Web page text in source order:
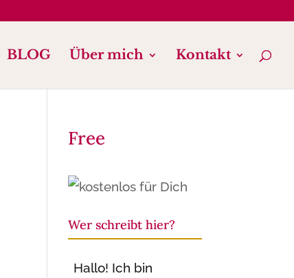
BLOG Über mich Kontakt
Free
Wer schreibt hier?
Hallo! Ich bin